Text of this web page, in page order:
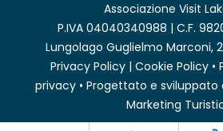
Associazione Visit
P.IVA 04040340988 | C.F.
Lungolago Guglielmo Marconi,
Privacy Policy | Cookie Policy •
privacy• Progettato e sviluppato
Marketing